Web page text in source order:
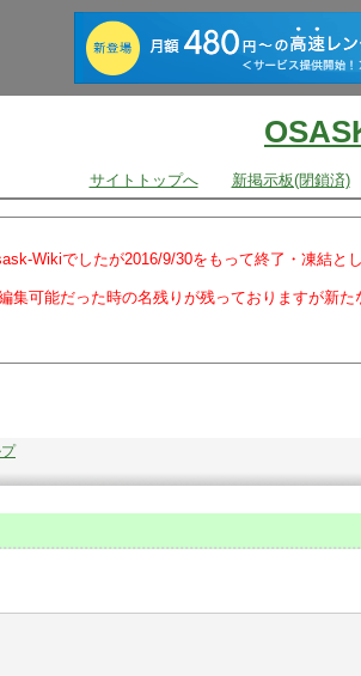
サイトトップへ 新掲示板(閉鎖済)
Wikiでしたが2016/9/30をもって終了・凍結とし
集可能だった時の名残りが残っておりますが新